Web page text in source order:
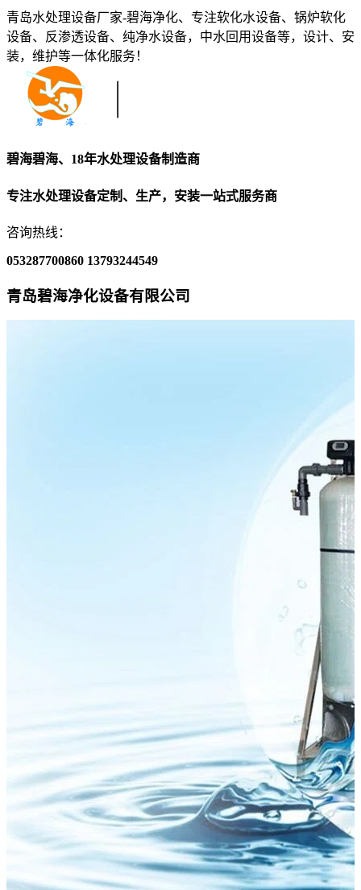
青岛水处理设备厂家-碧海净化、专注软化水设备、锅炉软化
设备、反渗透设备、纯净水设备，中水回用设备等，设计、安
装，维护等一体化服务！
碧海碧海、18年水处理设备制造商
专注水处理设备定制、生产，安装一站式服务商
咨询热线：
053287700860 13793244549
青岛碧海净化设备有限公司